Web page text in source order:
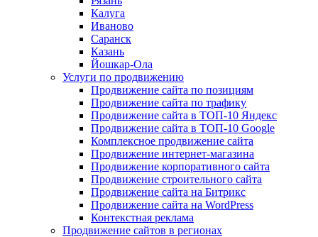
Калуга
Иваново
Саранск
Казань
Йошкар-Ола
Услуги по продвижению
Продвижение сайта по позициям
Продвижение сайта по трафику
Продвижение сайта в ТОП-10 Яндекс
Продвижение сайта в ТОП-10 Google
Комплексное продвижение сайта
Продвижение интернет-магазина
Продвижение корпоративного сайта
Продвижение строительного сайта
Продвижение сайта на Битрикс
Продвижение сайта на WordPress
Контекстная реклама
Продвижение сайтов в регионах